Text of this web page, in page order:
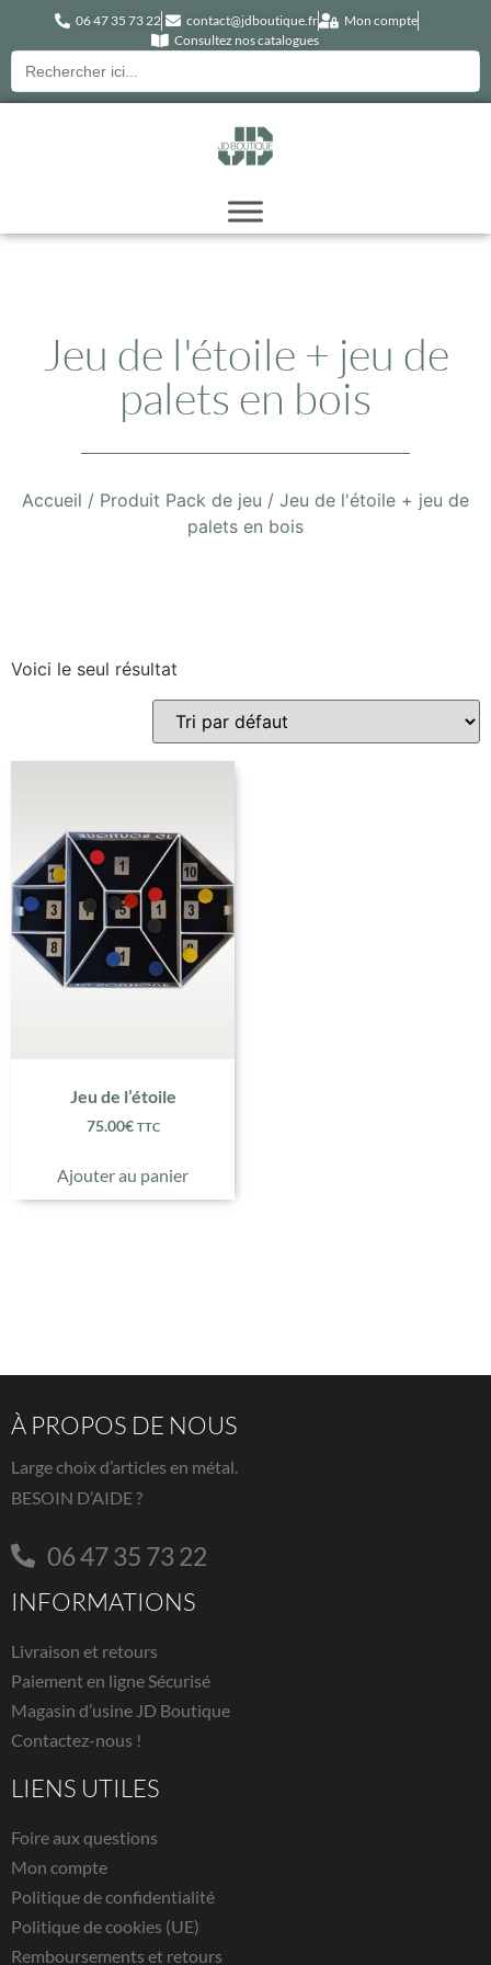
06 47 35 73 22 contact@jdboutique.fr
Mon compte
Consultez nos catalogues
Recherche
pour :
Jeu de l'étoile + jeu de
palets en bois
Accueil / Produit Pack de jeu / Jeu de l'étoile + jeu de
palets en bois
Voici le seul résultat
Jeu de l’étoile
75.00€ TTC
Ajouter au panier
À PROPOS DE NOUS
Large choix d’articles en métal.
BESOIN D’AIDE ?
06 47 35 73 22
INFORMATIONS
Livraison et retours
Paiement en ligne Sécurisé
Magasin d’usine JD Boutique
Contactez-nous !
LIENS UTILES
Foire aux questions
Mon compte
Politique de confidentialité
Politique de cookies (UE)
Remboursements et retours